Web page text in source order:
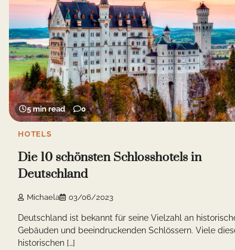
5 min read 0
HOTELS
Die 10 schönsten Schlosshotels in
Deutschland
Michaela 03/06/2023
Deutschland ist bekannt für seine Vielzahl an
Gebäuden und beeindruckenden Schlössern. Viele
historischen […]